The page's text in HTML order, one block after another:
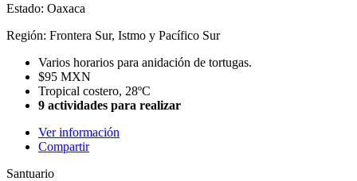
Estado: Oaxaca
Región: Frontera Sur, Istmo y Pacífico Sur
Varios horarios para anidación de tortugas.
$95 MXN
Tropical costero, 28ºC
9 actividades para realizar
Ver información
Compartir
Santuario